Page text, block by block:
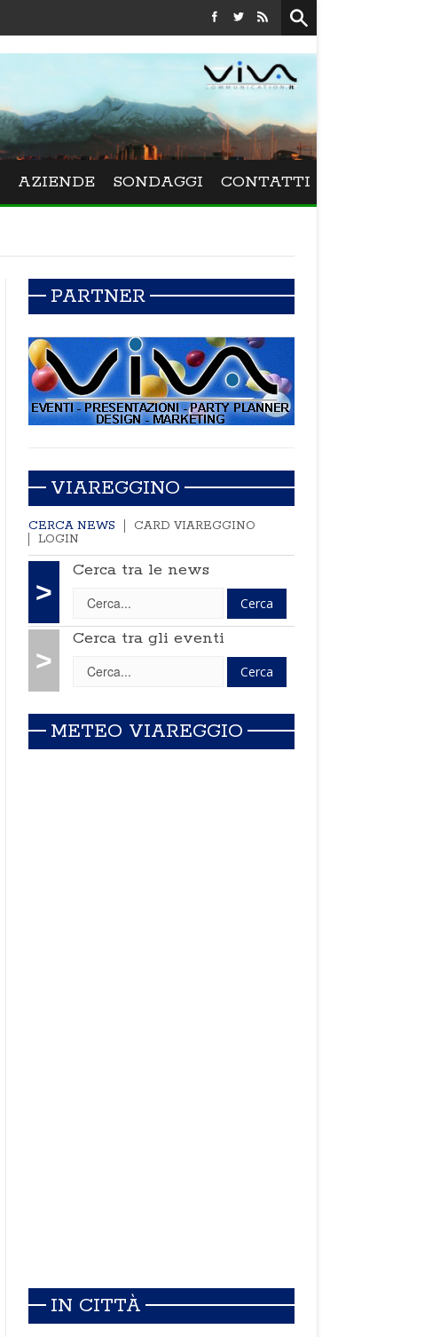
Festival La Versiliana - La direttrice lucchese Beatrice
AZIENDE SONDAGGI CONTATTI
PARTNER
VIAREGGINO
CERCA NEWS
CARD VIAREGGINO
LOGIN
>
Cerca tra le news
>
Cerca tra gli eventi
METEO VIAREGGIO
IN CITTÀ